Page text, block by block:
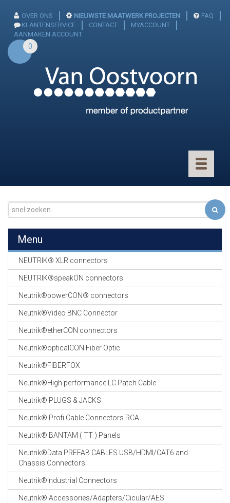
OVER ONS NIEUWSTE MAATWERK PROJECTEN
FAQ
KLANTENSERVICE
CONTACT
MYACCOUNT
AANMAKEN ACCOUNT
0
Toggle
GEVLOCHTEN KOUS
EN
KRIMP KOUS
KOPER KABEL
OP ROL
OCC OPTICAL
FIBER CABLE
GE-ASSEMBLEERDE
19" RACKS
EN
TOEBEHOREN
CABLE EQUIPEMENTS
Menu
NEUTRIK® XLR connectors
NEUTRIK®speakON connectors
Neutrik®powerCON® connectors
Neutrik®Video BNC Connector
Neutrik®etherCON connectors
Neutrik®opticalCON Fiber Optic
Neutrik®FIBERFOX
Neutrik®High performance LC Patch Cable
Neutrik® PLUGS & JACKS
Neutrik® Profi Cable Connectors RCA
Neutrik® BANTAM ( TT ) Panels
Neutrik®Data PREFAB CABLES USB/HDMI/CAT6 and
Chassis Connectors
Neutrik®Industrial Connectors
Neutrik® Accessories/Adapters/Cicular/AES